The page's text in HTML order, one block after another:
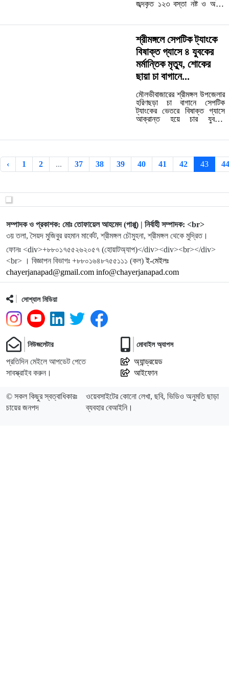
জব্দকৃত ১২৩ বস্তা নষ্ট ও অবৈধ
চা ফ্যাক্টরির পিছনে নির্ধারিত স্থানে
জব্দকৃত চা ধ্বংস করা হয়েছে।
ধ্বংসকৃত চায়ের মধ্যে ভারত থেকে
...…
শ্রীমঙ্গলে সেপটিক ট্যাংকে
বিষাক্ত গ্যাসে ৪ যুবকের
মর্মান্তিক মৃত্যু, শোকের
ছায়া চা বাগানে...
মৌলভীবাজারের শ্রীমঙ্গল উপজেলার
হরিণছড়া চা বাগানে সেপটিক
ট্যাংকের ভেতরে বিষাক্ত গ্যাসে
আক্রান্ত হয়ে চার যুবকের
এলাকায় এ ঘটনা ঘটে। স্থানীয়
সূত্রে জানা গেছে, হরিণছড়া চা
‹ 1 2 ... 37 38 39 40 41 42 43 44
সম্পাদক ও প্রকাশক: মোঃ তোফায়েল আহমেদ (পাপ্পু) | নির্বাহী সম্পাদক: <br>
৩য় তলা, সৈয়দ মুজিবুর রহমান মার্কেট, শ্রীমঙ্গল চৌমুহনা, শ্রীমঙ্গল থেকে মুদ্রিত।
ফোনঃ <div>+৮৮০১৭৫৫২৬২০৫৭ (হোয়াটঅ্যাপ)</div><div><br></div>
<br> । বিজ্ঞাপন বিভাগঃ +৮৮০১৬৪৮৭৫৫১১১ (কল)ই-মেইলঃ
chayerjanapad@gmail.com info@chayerjanapad.com
সোশ্যাল মিডিয়া
নিউজলেটার
প্রতিদিন মেইলে আপডেট পেতে
সাবস্ক্রাইব করুন।
মোবাইল অ্যাপস
অ্যান্ড্রয়েড
আইফোন
© সকল কিছুর স্বত্বাধিকারঃ
চায়ের জনপদ
ওয়েবসাইটের কোনো লেখা, ছবি, ভিডিও অনুমতি ছাড়া
ব্যবহার বেআইনি।